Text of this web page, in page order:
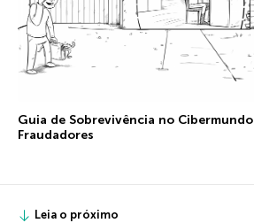
Guia de Sobrevivência no
Fraudadores
Leia o próximo